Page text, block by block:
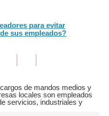
para evitar
sus empleados?